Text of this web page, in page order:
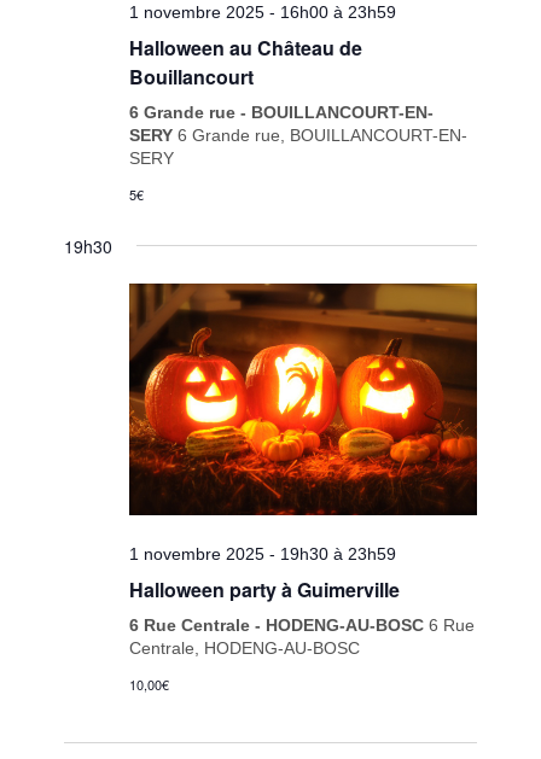
1 novembre 2025 - 16h00 à 23h59
Halloween au Château de
Bouillancourt
6 Grande rue - BOUILLANCOURT-EN-
SERY6 Grande rue, BOUILLANCOURT-EN-
SERY
5€
19h30
1 novembre 2025 - 19h30 à 23h59
Halloween party à Guimerville
6 Rue Centrale - HODENG-AU-BOSC6 Rue
Centrale, HODENG-AU-BOSC
10,00€